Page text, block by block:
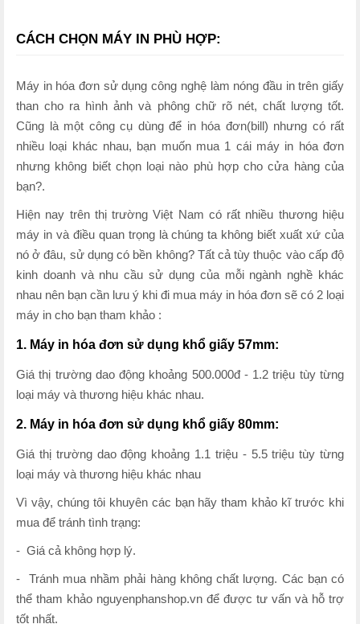
CÁCH CHỌN MÁY IN PHÙ HỢP:
Máy in hóa đơn sử dụng công nghệ làm nóng đầu in trên giấy
than cho ra hình ảnh và phông chữ rõ nét, chất lượng tốt.
Cũng là một công cụ dùng để in hóa đơn(bill) nhưng có rất
nhiều loại khác nhau, bạn muốn mua 1 cái máy in hóa đơn
nhưng không biết chọn loại nào phù hợp cho cửa hàng của
bạn?.
Hiện nay trên thị trường Việt Nam có rất nhiều thương hiệu
máy in và điều quan trọng là chúng ta không biết xuất xứ của
nó ở đâu, sử dụng có bền không? Tất cả tùy thuộc vào cấp độ
kinh doanh và nhu cầu sử dụng của mỗi ngành nghề khác
nhau nên bạn cần lưu ý khi đi mua máy in hóa đơn sẽ có 2 loại
máy in cho bạn tham khảo :
1. Máy in hóa đơn sử dụng khổ giấy 57mm:
Giá thị trường dao động khoảng 500.000đ - 1.2 triệu tùy từng
loại máy và thương hiệu khác nhau.
2. Máy in hóa đơn sử dụng khổ giấy 80mm:
Giá thị trường dao động khoảng 1.1 triệu - 5.5 triệu tùy từng
loại máy và thương hiệu khác nhau
Vì vậy, chúng tôi khuyên các bạn hãy tham khảo kĩ trước khi
mua để tránh tình trạng:
- Giá cả không hợp lý.
- Tránh mua nhầm phải hàng không chất lượng. Các bạn có
thể tham khảo nguyenphanshop.vn để được tư vấn và hỗ trợ
tốt nhất.